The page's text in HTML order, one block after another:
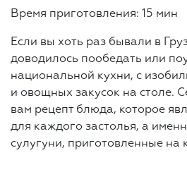
Время приготовления: 15 мин
Если вы хоть раз бывали в
доводилось пообедать или
национальной кухни, с
и овощных закусок на столе.
вам рецепт блюда, которое
для каждого застолья, а
сулугуни, приготовленные на